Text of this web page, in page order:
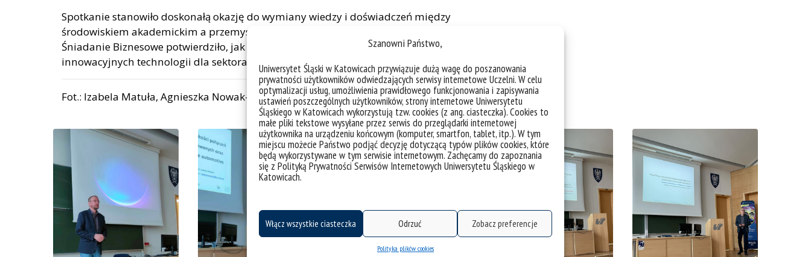
Szanowni Państwo,
Uniwersytet Śląski w Katowicach przywiązuje dużą wagę do poszanowania
prywatności użytkowników odwiedzających serwisy internetowe Uczelni. W celu
optymalizacji usług, umożliwienia prawidłowego funkcjonowania i zapisywania
ustawień poszczególnych użytkowników, strony internetowe Uniwersytetu
Śląskiego w Katowicach wykorzystują tzw. cookies (z ang. ciasteczka). Cookies to
małe pliki tekstowe wysyłane przez serwis do przeglądarki internetowej
użytkownika na urządzeniu końcowym (komputer, smartfon, tablet, itp.). W tym
miejscu możecie Państwo podjąć decyzję dotyczącą typów plików cookies, które
będą wykorzystywane w tym serwisie internetowym. Zachęcamy do zapoznania
się z Polityką Prywatności Serwisów Internetowych Uniwersytetu Śląskiego w
Katowicach.
Włącz wszystkie ciasteczka Odrzuć Zobacz preferencje
Polityka plików cookies
Spotkanie stanowiło doskonałą okazję do wymiany wiedzy i doświadczeń między
środowiskiem akademickim a przemysłem, a także do nawiązania potencjalnych współprac.
Śniadanie Biznesowe potwierdziło, jak duży potencjał mają badania naukowe w rozwoju
innowacyjnych technologii dla sektora motoryzacyjnego.
Fot.: Izabela Matuła, Agnieszka Nowak-Brzezińska